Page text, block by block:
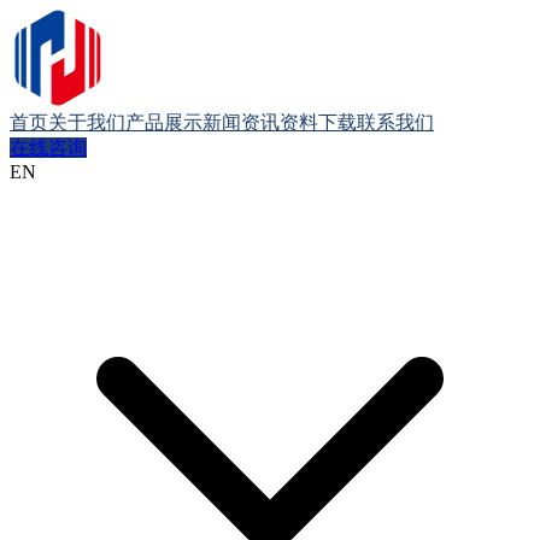
首页关于我们产品展示新闻资讯资料下载联系我们
在线咨询
EN